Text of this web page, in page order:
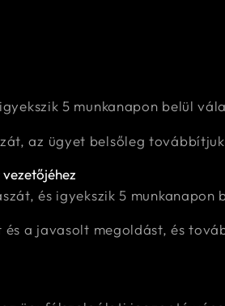
5 munkanapon belül
az ügyet belsőleg
és igyekszik 5 munkanapon
a javasolt megoldást, és